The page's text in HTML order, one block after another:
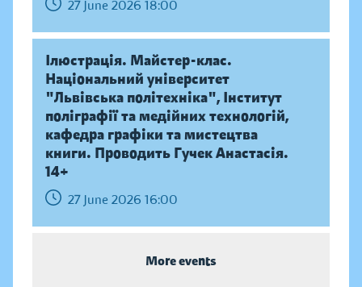
27 June 2026 18:00
Ілюстрація. Майстер-клас.
Національний університет
"Львівська політехніка", Інститут
поліграфії та медійних технологій,
кафедра графіки та мистецтва
книги. Проводить Гучек Анастасія.
14+
27 June 2026 16:00
More events